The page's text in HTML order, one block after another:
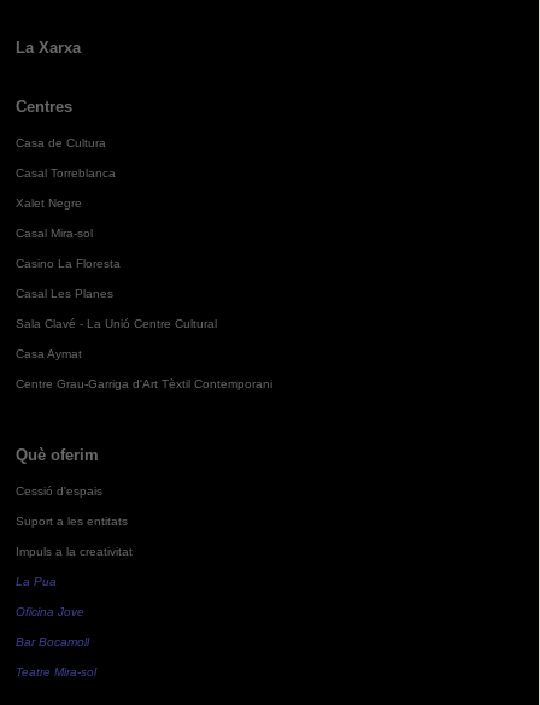
La Xarxa
Centres
Casa de Cultura
Casal Torreblanca
Xalet Negre
Casal Mira-sol
Casino La Floresta
Casal Les Planes
Sala Clavé - La Unió Centre Cultural
Casa Aymat
Centre Grau-Garriga d'Art Tèxtil Contemporani
Què oferim
Cessió d'espais
Suport a les entitats
Impuls a la creativitat
La Pua
Oficina Jove
Bar Bocamoll
Teatre Mira-sol